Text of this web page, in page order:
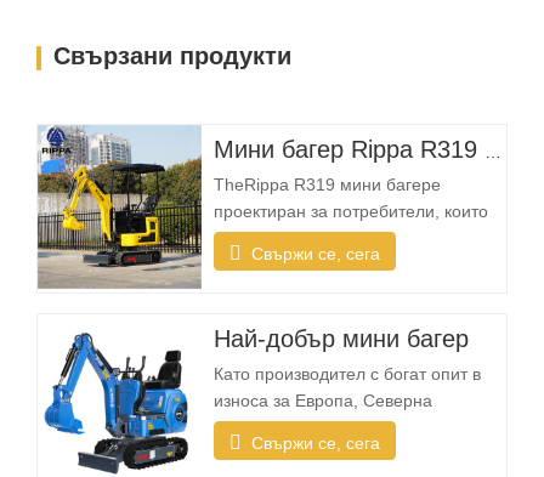
Свързани продукти
TheRippa R319 мини багере
проектиран за потребители, които
се нуждаят от надеждна, компактна
и лесна за работа машина за
изпълнител, собственик на жилище,
фермер или компания за отдаване
под наем, R319 предоставя
необходимата гъвкавост за…
Свържи се, сега
Най-добър мини багер
Като производител с богат опит в
износа за Европа, Северна
Америка, Австралия и Югоизточна
Азия, Rippa наблюдава нарастващо
Свържи се, сега